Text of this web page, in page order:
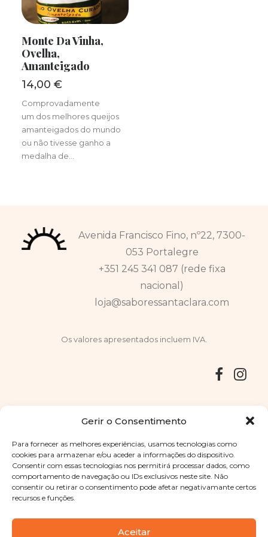
Gerir o Consentimento
Para fornecer as melhores experiências, usamos tecnologias como
cookies para armazenar e/ou aceder a informações do dispositivo.
Consentir com essas tecnologias nos permitirá processar dados, como
comportamento de navegação ou IDs exclusivos neste site. Não
consentir ou retirar o consentimento pode afetar negativamante certos
recursos e funções.
Aceitar
LER MAIS
Monte Da Vinha,
Ovelha,
Amanteigado
14,00 €
Comprovadamente
um dos melhores queijos
amanteigados do mundo
ou não tivesse ganho a
medalha de…
Avenida Francisco Fino, nº22, 7300-
053 Portalegre
+351 245 341 087 (rede fixa
nacional)
loja@saboressantaclara.com
Os valores apresentados incluem IVA.
Copyright © 2025 Sabores Santa Clara
. Todos os direitos
reservadosPolítica de Privacidade |Termos e condições
Designed byShift Your Branding Agency